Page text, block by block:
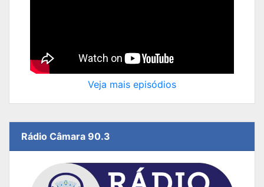
Veja mais episódios
Rádio Câmara 90.3